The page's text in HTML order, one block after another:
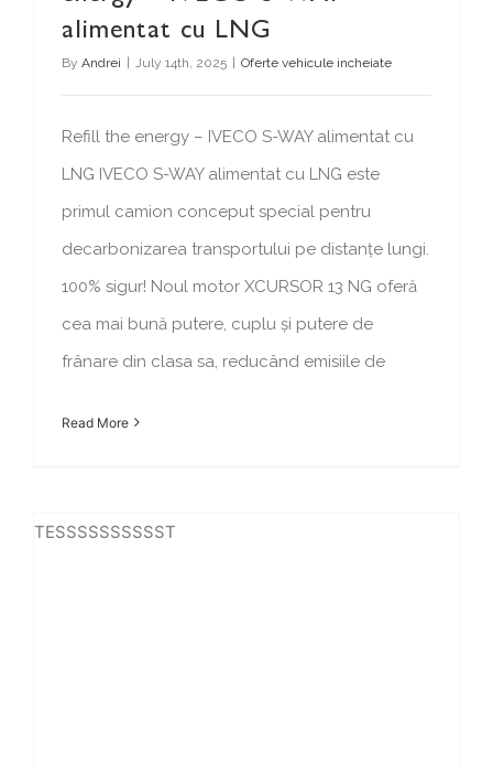
alimentat cu LNG
By Andrei July 14th, 2025 Oferte vehicule incheiate
Refill the energy – IVECO S-WAY alimentat cu
LNG IVECO S-WAY alimentat cu LNG este
primul camion conceput special pentru
decarbonizarea transportului pe distanțe lungi.
100% sigur! Noul motor XCURSOR 13 NG oferă
cea mai bună putere, cuplu și putere de
frânare din clasa sa, reducând emisiile de
Read More
TESSSSSSSSSST